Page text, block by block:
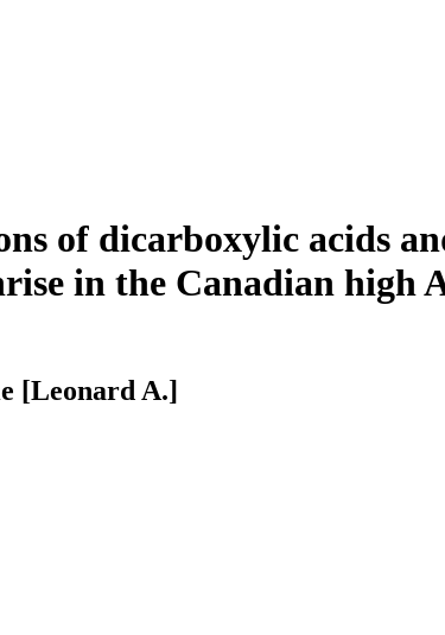
of dicarboxylic acids
in the Canadian high
[Leonard A.]